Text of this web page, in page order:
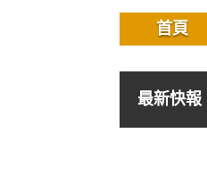
首頁
最新快報